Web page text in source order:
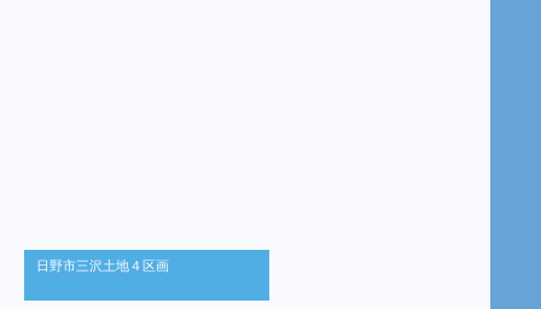
日野市三沢土地４区画